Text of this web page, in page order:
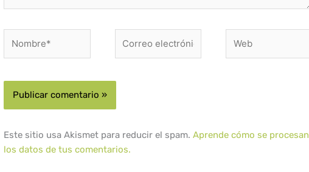
electrónico*
Este sitio usa Akismet para reducir el spam.Aprende cómo se procesan
los datos de tus comentarios.